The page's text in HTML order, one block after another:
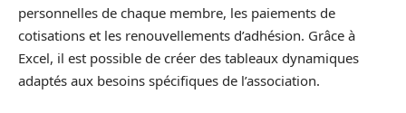
personnelles de chaque membre, les paiements de
cotisations et les renouvellements d’adhésion. Grâce à
Excel, il est possible de créer des tableaux dynamiques
adaptés aux besoins spécifiques de l’association.